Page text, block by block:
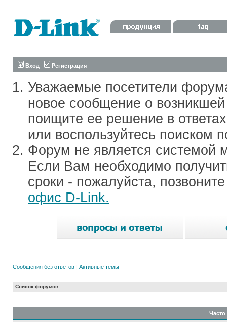
Вход Регистрация
Уважаемые посетители
новое сообщение о
поищите ее решение в
или воспользуйтесь поиском
Форум не является системой
Если Вам необходимо
сроки - пожалуйста,
офис D-Link.
Сообщения без ответов | Активные темы
Список форумов